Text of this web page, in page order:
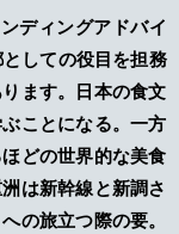
ディングアドバイ
しての役目を担務
ます。日本の食文
ことになる。一方
どの世界的な美食
は新幹線と新調さ
の旅立つ際の要。